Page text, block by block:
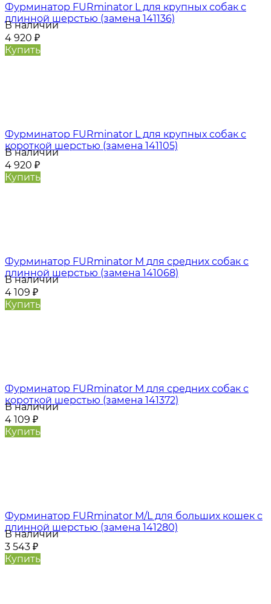
Фурминатор FURminator L для крупных собак с
длинной шерстью (замена 141136)
В наличии
4 920 ₽
Купить
Фурминатор FURminator L для крупных собак с
короткой шерстью (замена 141105)
В наличии
4 920 ₽
Купить
Фурминатор FURminator M для средних собак с
длинной шерстью (замена 141068)
В наличии
4 109 ₽
Купить
Фурминатор FURminator M для средних собак с
короткой шерстью (замена 141372)
В наличии
4 109 ₽
Купить
Фурминатор FURminator M/L для больших кошек c
длинной шерстью (замена 141280)
В наличии
3 543 ₽
Купить